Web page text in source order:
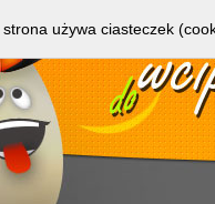
strona używa ciasteczek